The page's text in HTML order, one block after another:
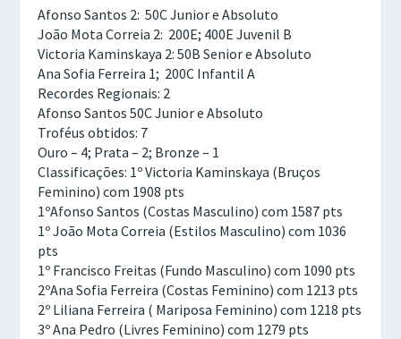
Afonso Santos 2: 50C Junior e Absoluto
João Mota Correia 2: 200E; 400E Juvenil B
Victoria Kaminskaya 2: 50B Senior e Absoluto
Ana Sofia Ferreira 1; 200C Infantil A
Recordes Regionais: 2
Afonso Santos 50C Junior e Absoluto
Troféus obtidos: 7
Ouro – 4; Prata – 2; Bronze – 1
Classificações: 1º Victoria Kaminskaya (Bruços
Feminino) com 1908 pts
1ºAfonso Santos (Costas Masculino) com 1587 pts
1º João Mota Correia (Estilos Masculino) com 1036
pts
1º Francisco Freitas (Fundo Masculino) com 1090 pts
2ºAna Sofia Ferreira (Costas Feminino) com 1213 pts
2º Liliana Ferreira ( Mariposa Feminino) com 1218 pts
3º Ana Pedro (Livres Feminino) com 1279 pts